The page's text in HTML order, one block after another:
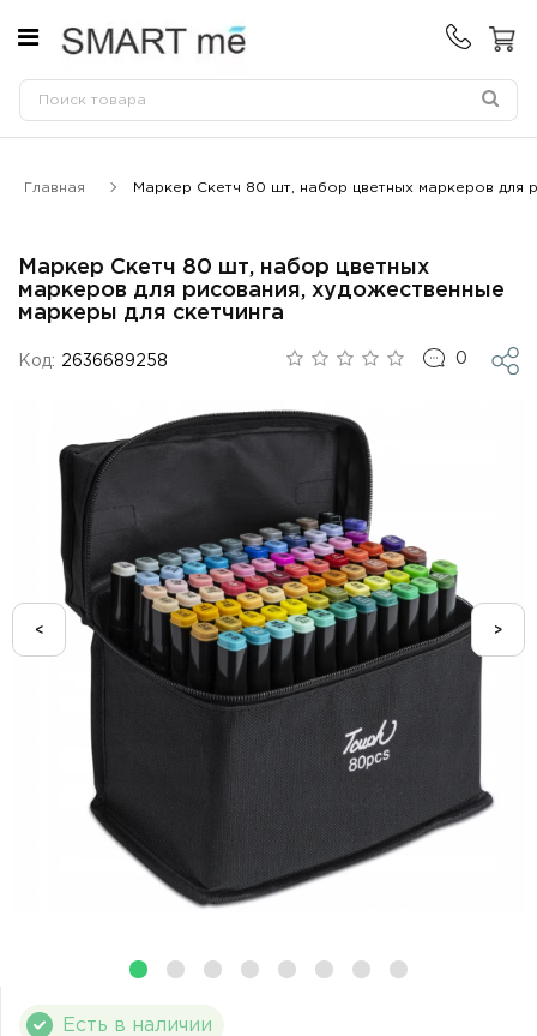
Главная Маркер Скетч 80 шт, набор цветных маркеров для
Маркер Скетч 80 шт, набор цветных
маркеров для рисования, художественные
маркеры для скетчинга
Код: 2636689258 0
< >
Есть в наличии